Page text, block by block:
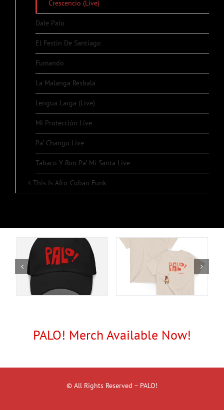
Crescencio (Live)
Dale Palo
El Festin De Santiago
Fumando
La Malanga Resbala
Lengua Larga (Live)
Mi Protección Live
Pa’ Chango Live
Tabaco Y Ron Pa’ Mi Santa Live
This Is Afro-Cuban Funk
PALO! Merch Available Now!
© All Rights Reserved – PALO!